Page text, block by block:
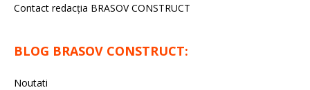
Contact redacţia BRASOV CONSTRUCT
BLOG BRASOV CONSTRUCT:
Noutati